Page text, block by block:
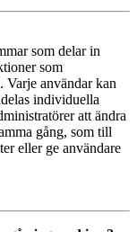
som delar in
som
Varje användar kan
individuella
att ändra
gång, som till
eller ge användare